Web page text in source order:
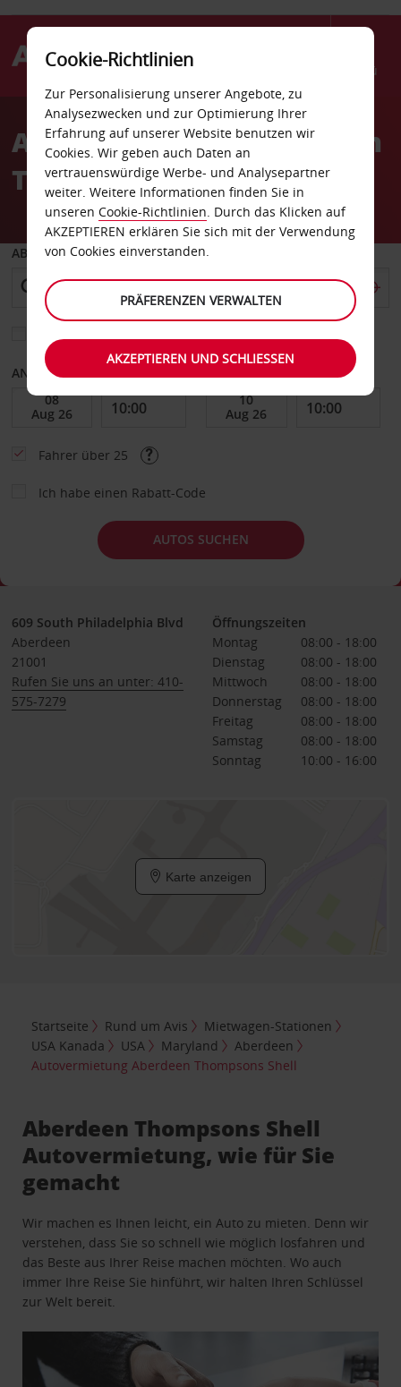
Menü
AvisAutovermietung Aberdeen
Thompsons Shell
ABHOLEN VON
ANFANGSDATUM
Fahrer über 25
Ich habe einen Rabatt-Code
AUTOS SUCHEN
609 South Philadelphia Blvd
Aberdeen
21001
Rufen Sie uns an unter: 410-
575-7279
Öffnungszeiten
Montag
08:00 - 18:00
Dienstag
08:00 - 18:00
Mittwoch
08:00 - 18:00
Donnerstag
08:00 - 18:00
Freitag
08:00 - 18:00
Samstag
08:00 - 18:00
Sonntag
10:00 - 16:00
Karte anzeigen
Startseite Rund um Avis
Mietwagen-Stationen
USA Kanada
USA Maryland
Aberdeen
Autovermietung Aberdeen Thompsons Shell
Aberdeen Thompsons Shell
Autovermietung, wie für Sie
gemacht
Wir machen es Ihnen leicht, ein Auto zu mieten. Denn wir
verstehen, dass Sie so schnell wie möglich losfahren und
das Beste aus Ihrer Reise machen möchten. Wo auch
immer Ihre Reise Sie hinführt, wir halten Ihren Schlüssel
zur Welt bereit.
Cookie-Richtlinien
Zur Personalisierung unserer Angebote, zu
Analysezwecken und zur Optimierung Ihrer
Erfahrung auf unserer Website benutzen wir
Cookies. Wir geben auch Daten an
vertrauenswürdige Werbe- und Analysepartner
weiter. Weitere Informationen finden Sie in
unseren Cookie-Richtlinien. Durch das Klicken auf
AKZEPTIEREN erklären Sie sich mit der Verwendung
von Cookies einverstanden.
PRÄFERENZEN VERWALTEN
AKZEPTIEREN UND SCHLIESSEN